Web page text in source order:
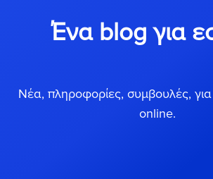
Ένα blog για
Νέα, πληροφορίες, συμβουλές,
online.